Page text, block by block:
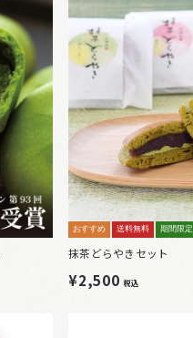
おすすめ 送料無料 期間限定
抹茶どらやきセット
¥2,500税込